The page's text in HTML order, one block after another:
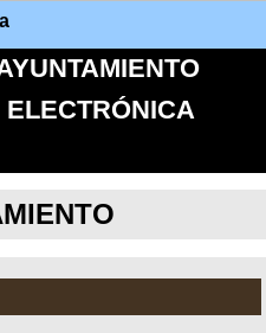
ELECTRÓNICA